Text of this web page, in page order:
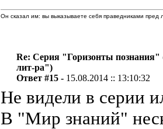
Он сказал им: вы выказываете себя праведниками
Re: Серия "Горизонты познания"
лит-ра")
Ответ #15 - 15.08.2014 :: 13:10:32
Не видели в серии
В "Мир знаний"